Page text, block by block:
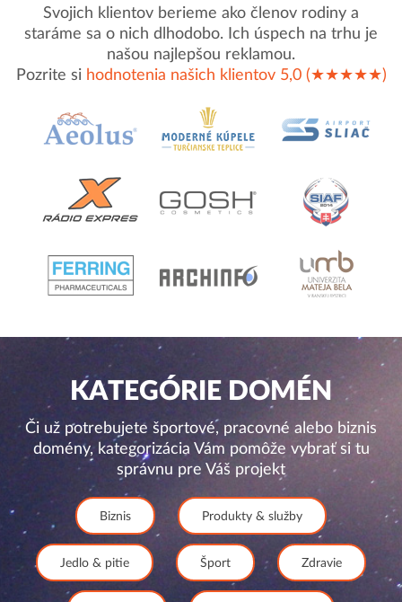
Svojich klientov berieme ako členov rodiny a
staráme sa o nich dlhodobo. Ich úspech na trhu je
našou najlepšou reklamou.
Pozrite si hodnotenia našich klientov 5,0 (★★★★★)
KATEGÓRIE DOMÉN
Či už potrebujete športové, pracovné alebo biznis
domény, kategorizácia Vám pomôže vybrať si tu
správnu pre Váš projekt
Biznis Produkty & služby
Jedlo & pitie Šport Zdravie